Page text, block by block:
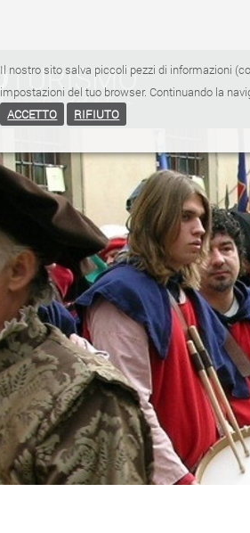
Il nostro sito salva piccoli pezzi di informazioni
impostazioni del tuo browser. Continuando la
ACCETTO
RIFIUTO